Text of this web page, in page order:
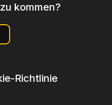
kommen?
Richtlinie